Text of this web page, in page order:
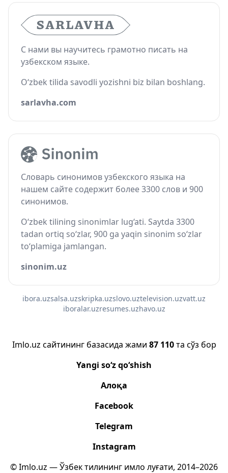
С нами вы научитесь грамотно писать на
узбекском языке.
O‘zbek tilida savodli yozishni biz bilan boshlang.
sarlavha.com
Словарь синонимов узбекского языка на
нашем сайте содержит более 3300 слов и 900
синонимов.
O‘zbek tilining sinonimlar lug‘ati. Saytda 3300
tadan ortiq so‘zlar, 900 ga yaqin sinonim so‘zlar
to‘plamiga jamlangan.
sinonim.uz
ibora.uzsalsa.uzskripka.uzslovo.uztelevision.uzvatt.uz
iboralar.uzresumes.uzhavo.uz
Imlo.uz сайтининг базасида жами 87 110та сўз бор
Yangi so‘z qo‘shish
Алоқа
Facebook
Telegram
Instagram
© Imlo.uz — Ўзбек тилининг имло луғати, 2014–2026